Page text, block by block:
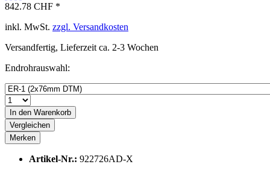
842.78 CHF *
inkl. MwSt. zzgl. Versandkosten
Versandfertig, Lieferzeit ca. 2-3 Wochen
Endrohrauswahl:
In den Warenkorb
Vergleichen
Merken
Artikel-Nr.: 922726AD-X